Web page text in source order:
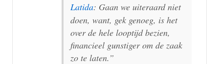
Latida: Gaan we uiteraard niet
doen, want, gek genoeg, is het
over de hele looptijd bezien,
financieel gunstiger om de zaak
zo te laten.”